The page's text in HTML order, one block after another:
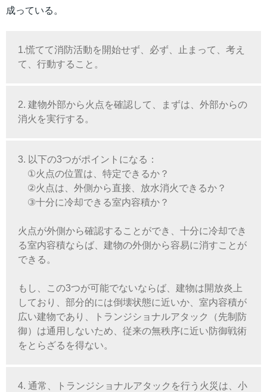
成っている。
1.慌てて消防活動を開始せず、必ず、止まって、考え
て、行動すること。
2. 建物外部から火点を確認して、まずは、外部からの
消火を実行する。
3. 以下の3つがポイントになる：
①火点の位置は、特定できるか？
②火点は、外側から直接、放水消火できるか？
③十分に冷却できる室内容積か？
火点が外側から確認することができ、十分に冷却でき
る室内容積ならば、建物の外側から容易に消すことが
できる。
もし、この3つが可能でないならば、建物は開放炎上
しており、部分的には倒壊状態に近いか、室内容積が
広い建物であり、トランジショナルアタック（先制防
御）は通用しないため、従来の無秩序に近い防御戦術
をとらざるを得ない。
4. 通常、トランジショナルアタックを行う火災は、小